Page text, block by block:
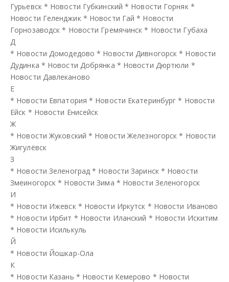
Гурьевск * Новости Губкинский * Новости Горняк *
Новости Геленджик * Новости Гай * Новости
Горнозаводск * Новости Гремячинск * Новости Губаха
Д
* Новости Домодедово * Новости Дивногорск * Новости
Дудинка * Новости Добрянка * Новости Дюртюли *
Новости Давлеканово
Е
* Новости Евпатория * Новости Екатеринбург * Новости
Ейск * Новости Енисейск
Ж
* Новости Жуковский * Новости Железногорск * Новости
Жигулёвск
З
* Новости Зеленоград * Новости Заринск * Новости
Змеиногорск * Новости Зима * Новости Зеленогорск
И
* Новости Ижевск * Новости Иркутск * Новости Иваново
* Новости Ирбит * Новости Иланский * Новости Искитим
* Новости Исилькуль
Й
* Новости Йошкар-Ола
К
* Новости Казань * Новости Кемерово * Новости